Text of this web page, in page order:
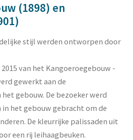
(1898) en
stijl werden ontworpen door
van het Kangoeroegebouw -
gewerkt aan de
gebouw. De bezoeker werd
het gebouw gebracht om de
De kleurrijke palissaden uit
een rij leihaagbeuken.